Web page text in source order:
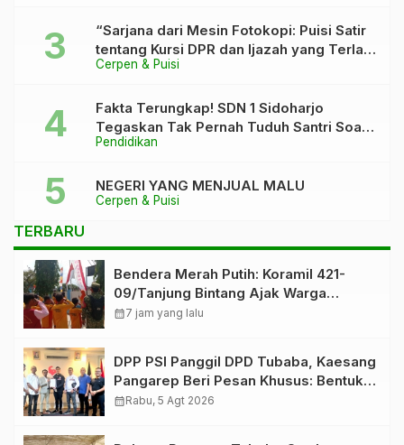
Cerpen & Puisi
“Sarjana dari Mesin Fotokopi: Puisi Satir
tentang Kursi DPR dan Ijazah yang Terlalu
Rapi”
Pendidikan
Fakta Terungkap! SDN 1 Sidoharjo
Tegaskan Tak Pernah Tuduh Santri Soal
Kaca Pecah
Cerpen & Puisi
NEGERI YANG MENJUAL MALU
TERBARU
Bendera Merah Putih: Koramil 421-
09/Tanjung Bintang Ajak Warga
Kibarkan Bendera, Kobarkan
calendar_month7 jam yang lalu
DPP PSI Panggil DPD Tubaba, Kaesang
Pangarep Beri Pesan Khusus: Bentuk
Struktur Hingga TPS Demi
calendar_monthRabu, 5 Agt 2026